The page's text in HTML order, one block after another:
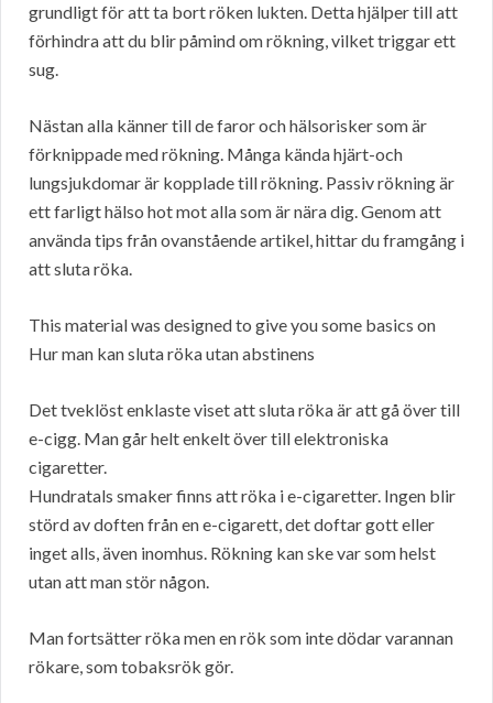
grundligt för att ta bort röken lukten. Detta hjälper till att
förhindra att du blir påmind om rökning, vilket triggar ett
sug.
Nästan alla känner till de faror och hälsorisker som är
förknippade med rökning. Många kända hjärt-och
lungsjukdomar är kopplade till rökning. Passiv rökning är
ett farligt hälso hot mot alla som är nära dig. Genom att
använda tips från ovanstående artikel, hittar du framgång i
att sluta röka.
This material was designed to give you some basics on
Hur man kan sluta röka utan abstinens
Det tveklöst enklaste viset att sluta röka är att gå över till
e-cigg. Man går helt enkelt över till elektroniska
cigaretter.
Hundratals smaker finns att röka i e-cigaretter. Ingen blir
störd av doften från en e-cigarett, det doftar gott eller
inget alls, även inomhus. Rökning kan ske var som helst
utan att man stör någon.
Man fortsätter röka men en rök som inte dödar varannan
rökare, som tobaksrök gör.